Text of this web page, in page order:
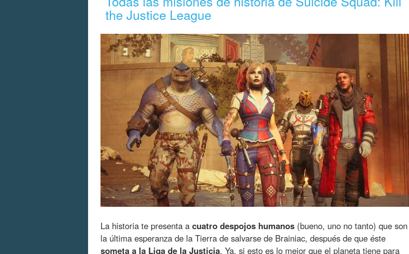
the Justice League
La historia te presenta a cuatro despojos humanos (bueno, uno no tanto) que son
la última esperanza de la Tierra de salvarse de Brainiac, después de que éste
someta a la Liga de la Justicia. Ya, si esto es lo mejor que el planeta tiene para